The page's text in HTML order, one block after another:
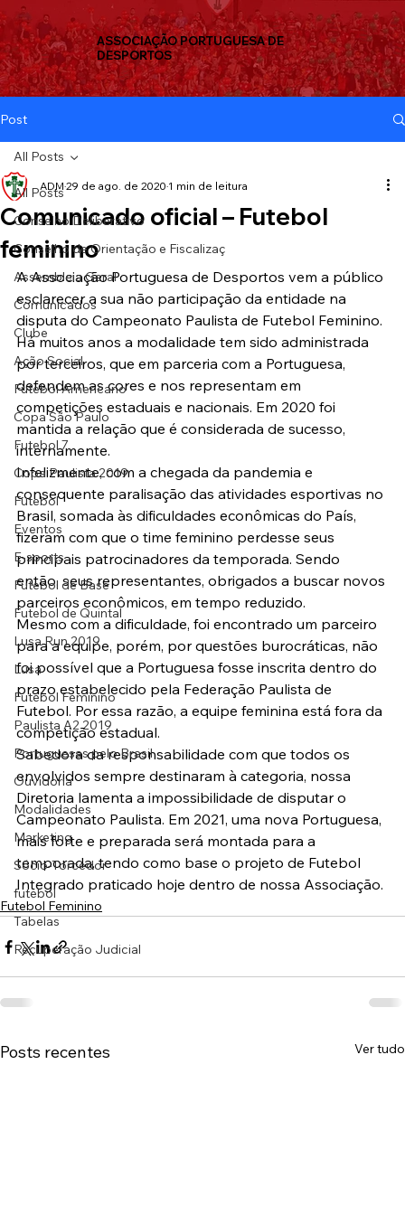
ASSOCIAÇÃO PORTUGUESA DE
DESPORTOS
Post
All Posts
Conselho Deliberativo
Conselho de Orientação e Fiscalizaç
Assembleia Geral
Comunicados
Clube
Ação Social
Futebol Americano
Copa São Paulo
Futebol 7
Copa Paulista 2019
Futebol
Eventos
E-sports
Futebol de Base
Futebol de Quintal
Lusa Run 2019
Lusa
Futebol Feminino
Paulista A2 2019
Portuguesas pelo Brasil
Ouvidoria
Modalidades
Marketing
Sócio-Torcedor
futebol
Tabelas
Recuperação Judicial
All Posts
Comunicado oficial – Futebol
feminino
ADM 29 de ago. de 2020 1 min de leitura
A Associação Portuguesa de Desportos vem a público
esclarecer a sua não participação da entidade na
disputa do Campeonato Paulista de Futebol Feminino.
Há muitos anos a modalidade tem sido administrada
por terceiros, que em parceria com a Portuguesa,
defendem as cores e nos representam em
competições estaduais e nacionais. Em 2020 foi
mantida a relação que é considerada de sucesso,
internamente.
Infelizmente, com a chegada da pandemia e
consequente paralisação das atividades esportivas no
Brasil, somada às dificuldades econômicas do País,
fizeram com que o time feminino perdesse seus
principais patrocinadores da temporada. Sendo
então, seus representantes, obrigados a buscar novos
parceiros econômicos, em tempo reduzido.
Mesmo com a dificuldade, foi encontrado um parceiro
para a equipe, porém, por questões burocráticas, não
foi possível que a Portuguesa fosse inscrita dentro do
prazo estabelecido pela Federação Paulista de
Futebol. Por essa razão, a equipe feminina está fora da
competição estadual.
Sabedora da responsabilidade com que todos os
envolvidos sempre destinaram à categoria, nossa
Diretoria lamenta a impossibilidade de disputar o
Campeonato Paulista. Em 2021, uma nova Portuguesa,
mais forte e preparada será montada para a
temporada, tendo como base o projeto de Futebol
Integrado praticado hoje dentro de nossa Associação.
Futebol Feminino
Posts recentes Ver tudo